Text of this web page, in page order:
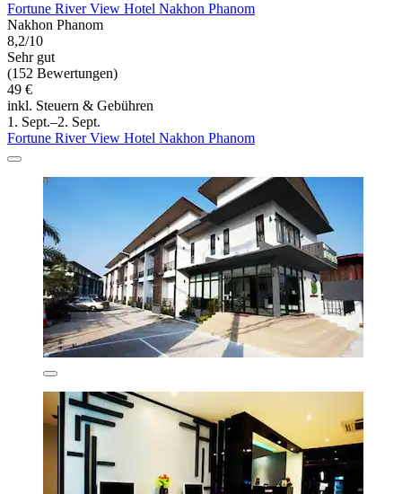
Fortune River View Hotel Nakhon Phanom
Nakhon Phanom
8,2/10
Sehr gut
(152 Bewertungen)
49 €
inkl. Steuern & Gebühren
1. Sept.–2. Sept.
Fortune River View Hotel Nakhon Phanom